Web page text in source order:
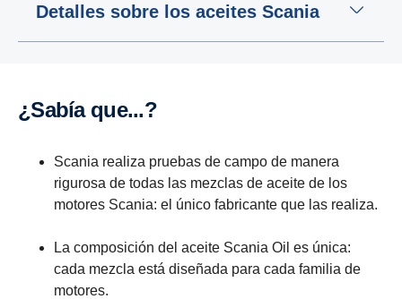
Detalles sobre los aceites Scania
¿Sabía que...?
Scania realiza pruebas de campo de manera
rigurosa de todas las mezclas de aceite de los
motores Scania: el único fabricante que las realiza.
La composición del aceite Scania Oil es única:
cada mezcla está diseñada para cada familia de
motores.